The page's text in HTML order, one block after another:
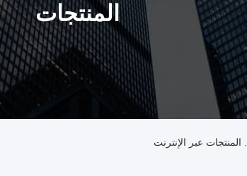
المنتجات